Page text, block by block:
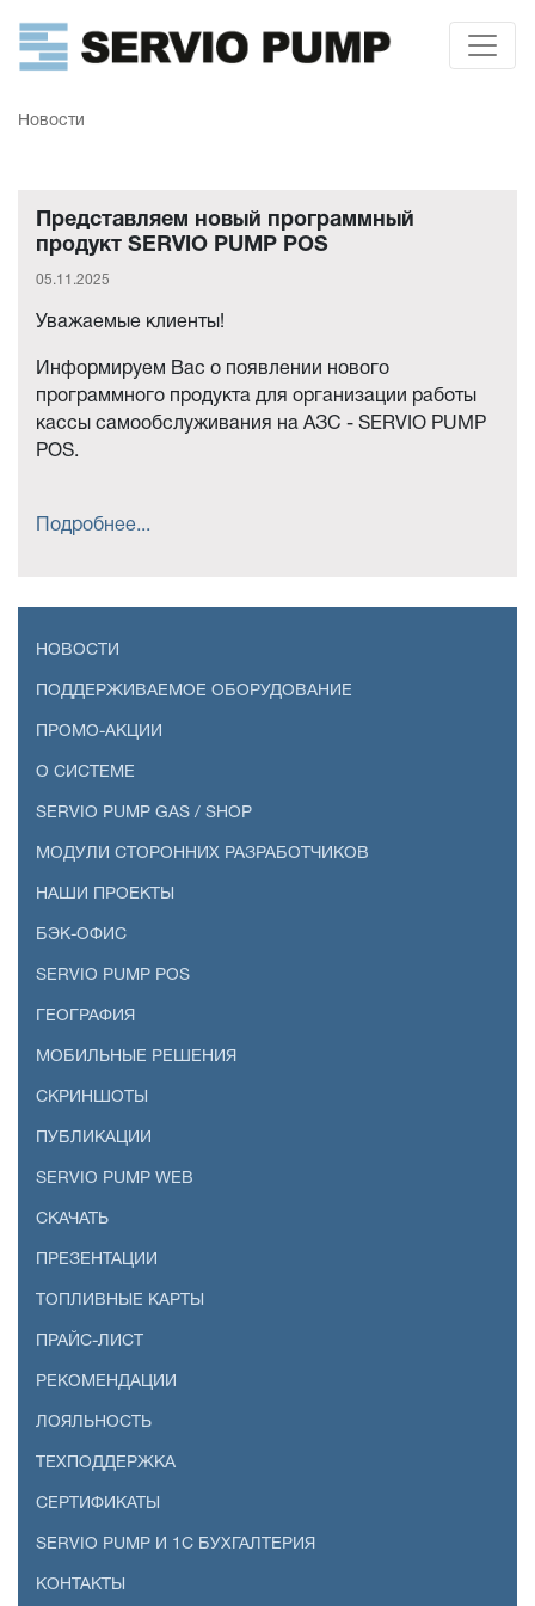
Новости
Представляем новый программный
продукт SERVIO PUMP POS
05.11.2025
Уважаемые клиенты!
Информируем Вас о появлении нового
программного продукта для организации работы
кассы самообслуживания на АЗС - SERVIO PUMP
POS.
Подробнее...
НОВОСТИ
ПОДДЕРЖИВАЕМОЕ ОБОРУДОВАНИЕ
ПРОМО-АКЦИИ
О СИСТЕМЕ
SERVIO PUMP GAS / SHOP
МОДУЛИ СТОРОННИХ РАЗРАБОТЧИКОВ
НАШИ ПРОЕКТЫ
БЭК-ОФИС
SERVIO PUMP POS
ГЕОГРАФИЯ
МОБИЛЬНЫЕ РЕШЕНИЯ
СКРИНШОТЫ
ПУБЛИКАЦИИ
SERVIO PUMP WEB
СКАЧАТЬ
ПРЕЗЕНТАЦИИ
ТОПЛИВНЫЕ КАРТЫ
ПРАЙС-ЛИСТ
РЕКОМЕНДАЦИИ
ЛОЯЛЬНОСТЬ
ТЕХПОДДЕРЖКА
СЕРТИФИКАТЫ
SERVIO PUMP И 1С БУХГАЛТЕРИЯ
КОНТАКТЫ